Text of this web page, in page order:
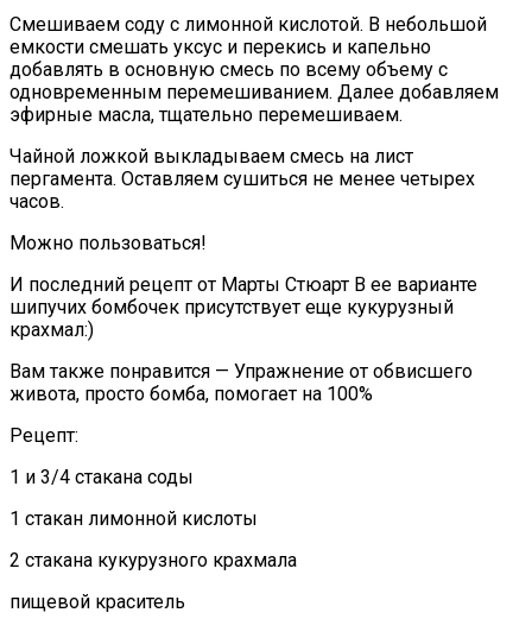
Смешиваем соду с лимонной кислотой. В небольшой
емкости смешать уксус и перекись и капельно
добавлять в основную смесь по всему объему с
одновременным перемешиванием. Далее добавляем
эфирные масла, тщательно перемешиваем.
Чайной ложкой выкладываем смесь на лист
пергамента. Оставляем сушиться не менее четырех
часов.
Можно пользоваться!
И последний рецепт от Марты Стюарт В ее варианте
шипучих бомбочек присутствует еще кукурузный
крахмал:)
Вам также понравится — Упражнение от обвисшего
живота, просто бомба, помогает на 100%
Рецепт:
1 и 3/4 стакана соды
1 стакан лимонной кислоты
2 стакана кукурузного крахмала
пищевой краситель